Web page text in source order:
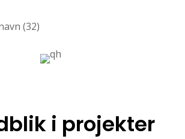
i projekter